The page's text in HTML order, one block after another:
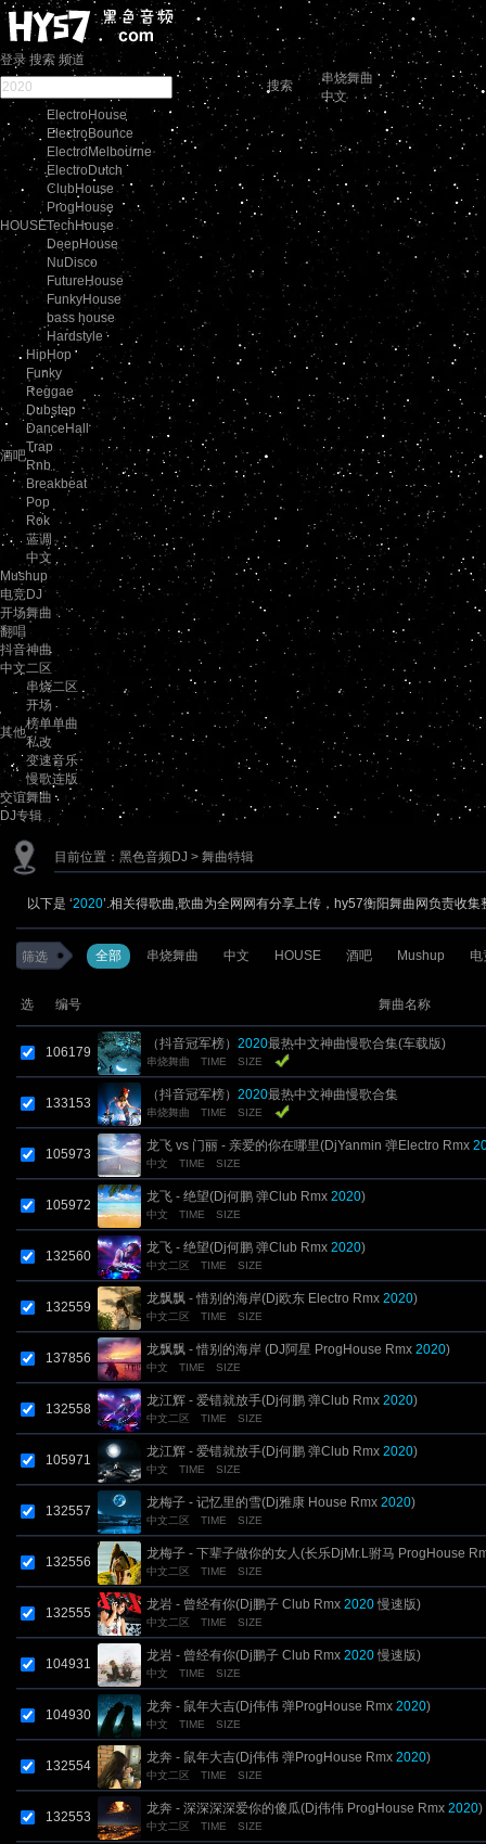
登录 搜索 频道
搜索
串烧舞曲
中文
HOUSE
ElectroHouse
ElectroBounce
ElectroMelbourne
ElectroDutch
ClubHouse
ProgHouse
TechHouse
DeepHouse
NuDisco
FutureHouse
FunkyHouse
bass house
Hardstyle
酒吧
HipHop
Funky
Reggae
Dubstep
DanceHall
Trap
Rnb
Breakbeat
Pop
Rok
蓝调
中文
Mushup
电竞DJ
开场舞曲
翻唱
抖音神曲
中文二区
其他
串烧二区
开场
榜单单曲
私改
变速音乐
慢歌连版
交谊舞曲
DJ专辑
目前位置： 黑色音频DJ > 舞曲特辑
以下是 ‘2020’.相关得歌曲,歌曲为全网网有分享上传，hy57衡阳舞曲网负责收
筛选 全部 串烧舞曲 中文 HOUSE 酒吧 Mushup 电
选 编号 舞曲名称
106179
（抖音冠军榜） 2020最热中文神曲慢歌合集(车载版)
串烧舞曲 TIME SIZE
133153
（抖音冠军榜） 2020最热中文神曲慢歌合集
串烧舞曲 TIME SIZE
105973
龙飞 vs 门丽 - 亲爱的你在哪里(DjYanmin 弹Electro Rmx
中文 TIME SIZE
105972
龙飞 - 绝望(Dj何鹏 弹Club Rmx 2020)
中文 TIME SIZE
132560
龙飞 - 绝望(Dj何鹏 弹Club Rmx 2020)
中文二区 TIME SIZE
132559
龙飘飘 - 惜别的海岸(Dj欧东 Electro Rmx 2020)
中文二区 TIME SIZE
137856
龙飘飘 - 惜别的海岸 (DJ阿星 ProgHouse Rmx 2020)
中文 TIME SIZE
132558
龙江辉 - 爱错就放手(Dj何鹏 弹Club Rmx 2020)
中文二区 TIME SIZE
105971
龙江辉 - 爱错就放手(Dj何鹏 弹Club Rmx 2020)
中文 TIME SIZE
132557
龙梅子 - 记忆里的雪(Dj雅康 House Rmx 2020)
中文二区 TIME SIZE
132556
龙梅子 - 下辈子做你的女人(长乐DjMr.L驸马 ProgHouse
2020)
中文二区 TIME SIZE
132555
龙岩 - 曾经有你(Dj鹏子 Club Rmx 2020 慢速版)
中文二区 TIME SIZE
104931
龙岩 - 曾经有你(Dj鹏子 Club Rmx 2020 慢速版)
中文 TIME SIZE
104930
龙奔 - 鼠年大吉(Dj伟伟 弹ProgHouse Rmx 2020)
中文 TIME SIZE
132554
龙奔 - 鼠年大吉(Dj伟伟 弹ProgHouse Rmx 2020)
中文二区 TIME SIZE
132553
龙奔 - 深深深深爱你的傻瓜(Dj伟伟 ProgHouse Rmx 2020)
中文二区 TIME SIZE